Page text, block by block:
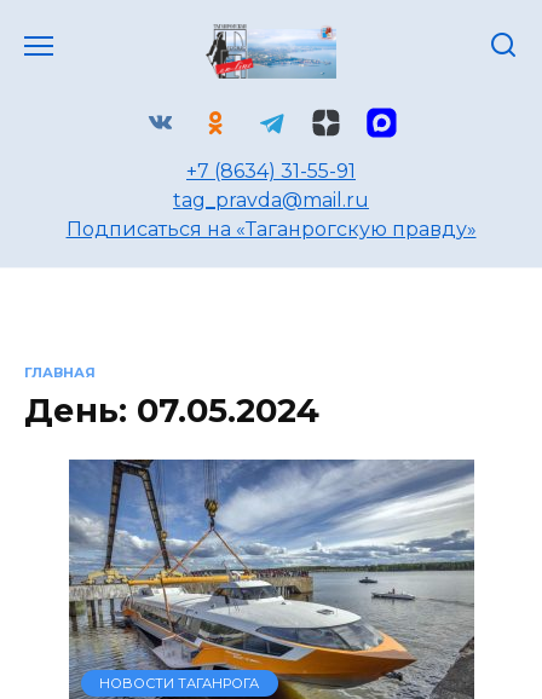
+7 (8634) 31-55-91
tag_pravda@mail.ru
Подписаться на «Таганрогскую правду»
ГЛАВНАЯ
День: 07.05.2024
НОВОСТИ ТАГАНРОГА